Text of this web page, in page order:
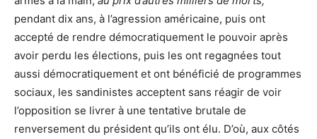
pendant dix ans, à l’agression américaine, puis ont
accepté de rendre démocratiquement le pouvoir après
avoir perdu les élections, puis les ont regagnées tout
aussi démocratiquement et ont bénéficié de programmes
sociaux, les sandinistes acceptent sans réagir de voir
l’opposition se livrer à une tentative brutale de
renversement du président qu’ils ont élu. D’où, aux côtés